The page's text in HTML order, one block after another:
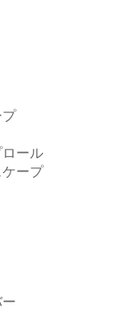
ール
ープ